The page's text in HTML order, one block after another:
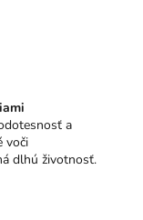
a
voči
dlhú životnosť.